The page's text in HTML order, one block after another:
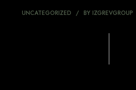
UNCATEGORIZED BY IZGREVGROUP